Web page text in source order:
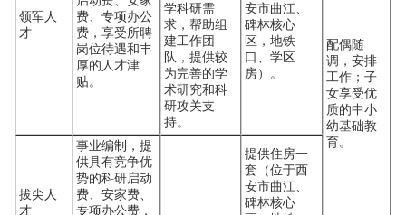
领军人
才
费、专项办公
费，享受所聘
岗位待遇和丰
厚的人才津
贴。
学科研需
求，帮助组
建工作团
队，提供较
为完善的学
术研究和科
研攻关支
持。
安市曲江、
碑林核心
区，地铁
口、学区
房）。
配偶随
调，安排
工作；子
女享受优
质的中小
幼基础教
育。
拔尖人
才
事业编制，提
供具有竞争优
势的科研启动
费、安家费、
专项办公费，
提供住房一
套（位于西
安市曲江、
碑林核心